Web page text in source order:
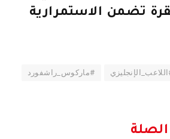
تضمن الاستمرارية
#ماركوس_راشفورد